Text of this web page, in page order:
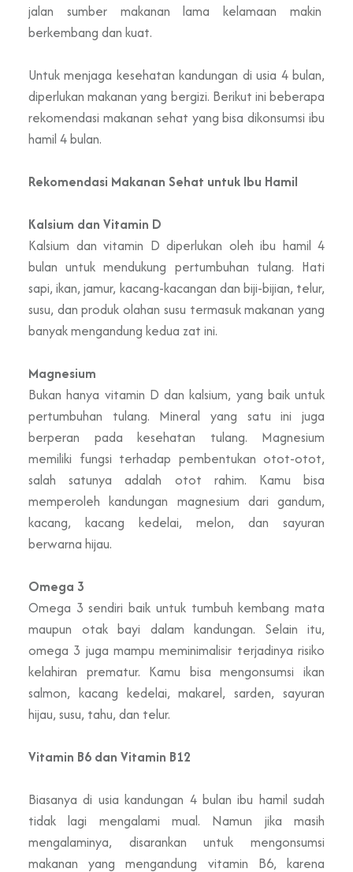
jalan sumber makanan lama kelamaan makin
berkembang dan kuat.
Untuk menjaga kesehatan kandungan di usia 4 bulan,
diperlukan makanan yang bergizi. Berikut ini beberapa
rekomendasi makanan sehat yang bisa dikonsumsi ibu
hamil 4 bulan.
Rekomendasi Makanan Sehat untuk Ibu Hamil
Kalsium dan Vitamin D
Kalsium dan vitamin D diperlukan oleh ibu hamil 4
bulan untuk mendukung pertumbuhan tulang. Hati
sapi, ikan, jamur, kacang-kacangan dan biji-bijian, telur,
susu, dan produk olahan susu termasuk makanan yang
banyak mengandung kedua zat ini.
Magnesium
Bukan hanya vitamin D dan kalsium, yang baik untuk
pertumbuhan tulang. Mineral yang satu ini juga
berperan pada kesehatan tulang. Magnesium
memiliki fungsi terhadap pembentukan otot-otot,
salah satunya adalah otot rahim. Kamu bisa
memperoleh kandungan magnesium dari gandum,
kacang, kacang kedelai, melon, dan sayuran
berwarna hijau.
Omega 3
Omega 3 sendiri baik untuk tumbuh kembang mata
maupun otak bayi dalam kandungan. Selain itu,
omega 3 juga mampu meminimalisir terjadinya risiko
kelahiran prematur. Kamu bisa mengonsumsi ikan
salmon, kacang kedelai, makarel, sarden, sayuran
hijau, susu, tahu, dan telur.
Vitamin B6 dan Vitamin B12
Biasanya di usia kandungan 4 bulan ibu hamil sudah
tidak lagi mengalami mual. Namun jika masih
mengalaminya, disarankan untuk mengonsumsi
makanan yang mengandung vitamin B6, karena